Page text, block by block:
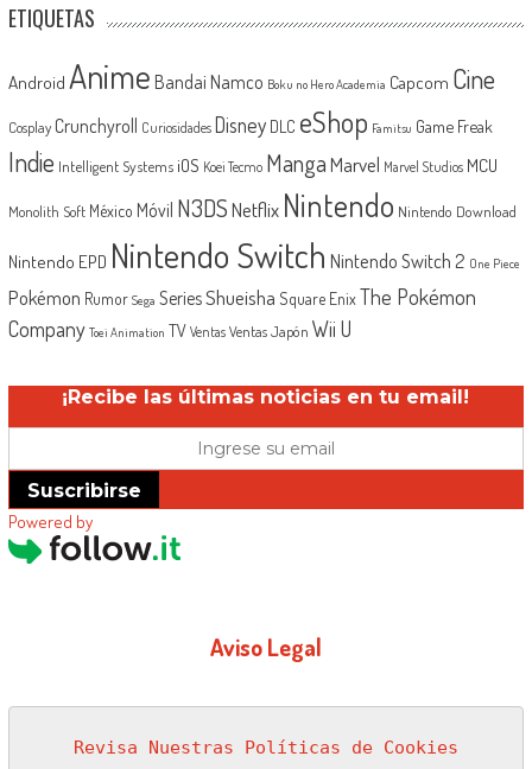
ETIQUETAS
Android Anime Bandai Namco Boku no Hero Academia Capcom Cine
Cosplay Crunchyroll Curiosidades Disney DLC eShop Famitsu Game Freak
Indie Intelligent Systems iOS Koei Tecmo MangaMarvel Marvel Studios MCU
Monolith Soft México Móvil N3DSNetflix Nintendo Nintendo Download
Nintendo EPD Nintendo Switch Nintendo Switch 2 One Piece
Pokémon Rumor Sega SeriesShueisha Square EnixThe Pokémon
Company Toei Animation TV Ventas Ventas Japón Wii U
¡Recibe las últimas noticias en tu email!
Suscribirse
Powered by
Aviso Legal
Revisa Nuestras Políticas de Cookies